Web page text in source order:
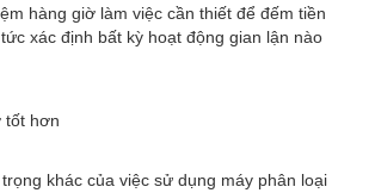
hàng giờ làm việc cần thiết để đếm tiền
xác định bất kỳ hoạt động gian lận nào
tốt hơn
khác của việc sử dụng máy phân loại